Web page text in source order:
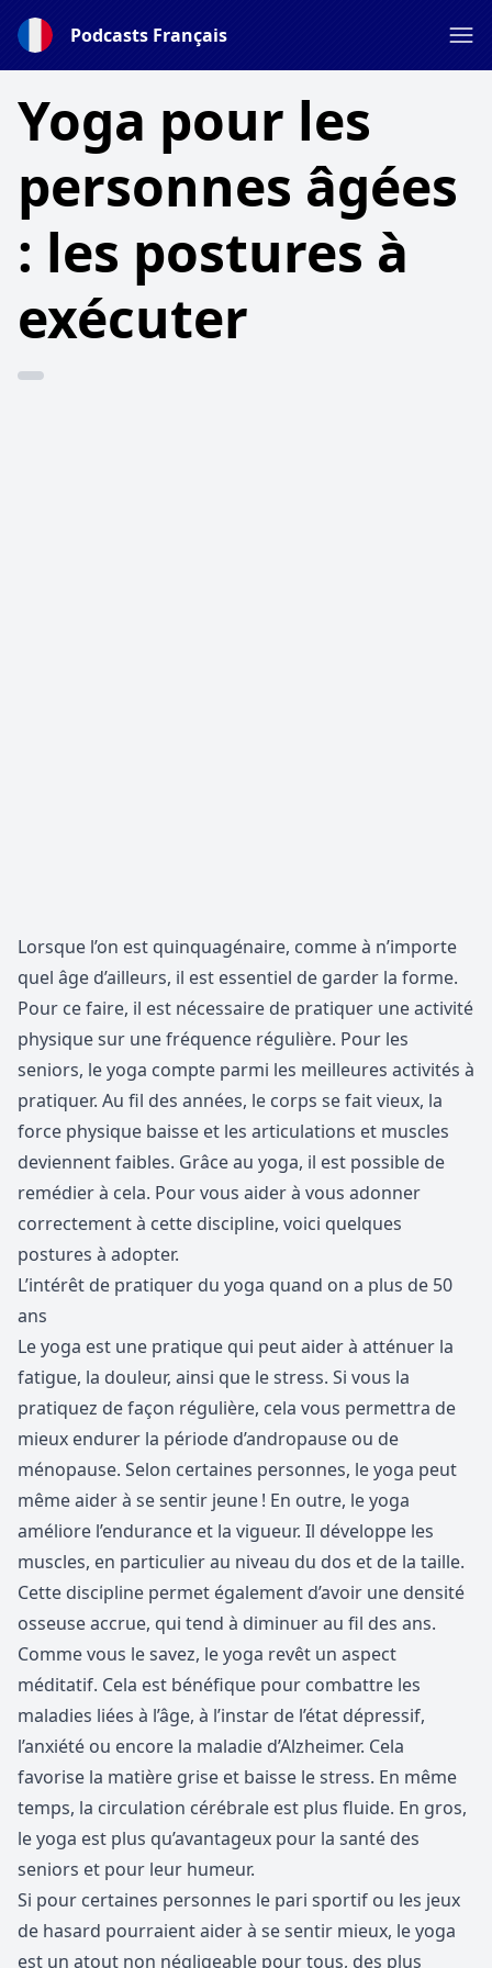
Podcasts Français
Yoga pour les
personnes âgées
: les postures à
exécuter
Lorsque l’on est quinquagénaire, comme à n’importe
quel âge d’ailleurs, il est essentiel de garder la forme.
Pour ce faire, il est nécessaire de pratiquer une activité
physique sur une fréquence régulière. Pour les
seniors, le yoga compte parmi les meilleures activités à
pratiquer. Au fil des années, le corps se fait vieux, la
force physique baisse et les articulations et muscles
deviennent faibles. Grâce au yoga, il est possible de
remédier à cela. Pour vous aider à vous adonner
correctement à cette discipline, voici quelques
postures à adopter.
L’intérêt de pratiquer du yoga quand on a plus de 50
ans
Le yoga est une pratique qui peut aider à atténuer la
fatigue, la douleur, ainsi que le stress. Si vous la
pratiquez de façon régulière, cela vous permettra de
mieux endurer la période d’andropause ou de
ménopause. Selon certaines personnes, le yoga peut
même aider à se sentir jeune ! En outre, le yoga
améliore l’endurance et la vigueur. Il développe les
muscles, en particulier au niveau du dos et de la taille.
Cette discipline permet également d’avoir une densité
osseuse accrue, qui tend à diminuer au fil des ans.
Comme vous le savez, le yoga revêt un aspect
méditatif. Cela est bénéfique pour combattre les
maladies liées à l’âge, à l’instar de l’état dépressif,
l’anxiété ou encore la maladie d’Alzheimer. Cela
favorise la matière grise et baisse le stress. En même
temps, la circulation cérébrale est plus fluide. En gros,
le yoga est plus qu’avantageux pour la santé des
seniors et pour leur humeur.
Si pour certaines personnes le pari sportif ou les jeux
de hasard pourraient aider à se sentir mieux, le yoga
est un atout non négligeable pour tous, des plus